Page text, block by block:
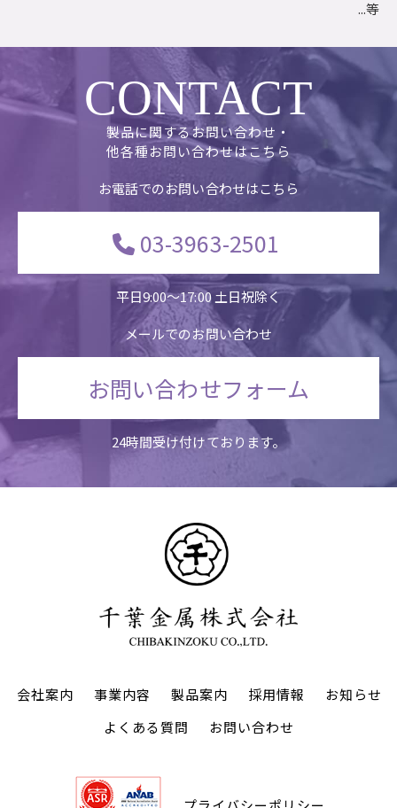
...等
CONTACT
製品に関するお問い合わせ・
他各種お問い合わせはこちら
お電話でのお問い合わせはこちら
03-3963-2501
平日9:00〜17:00 土日祝除く
メールでのお問い合わせ
お問い合わせフォーム
24時間受け付けております。
会社案内 事業内容 製品案内 採用情報
お知らせ
よくある質問
お問い合わせ